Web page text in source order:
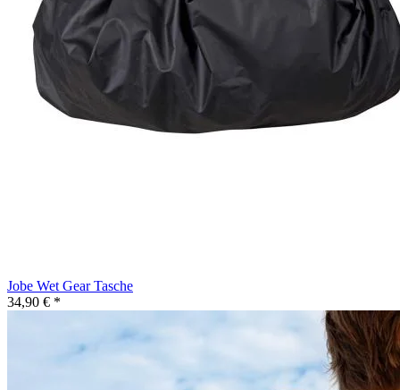
Jobe Wet Gear Tasche
34,90 € *